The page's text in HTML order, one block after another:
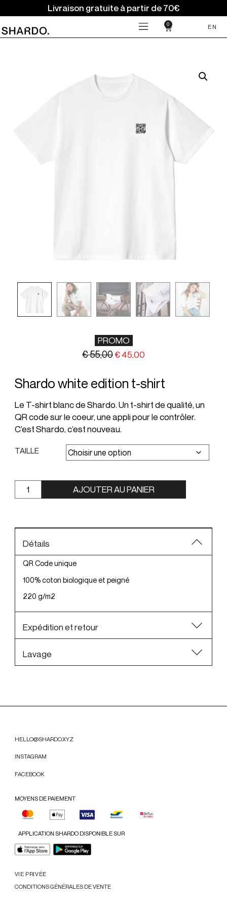
Livraison gratuite à partir de 70€
0 EN
PROMO
€55,00€45,00
Shardo white edition t-shirt
Le T-shirt blanc de Shardo. Un t-shirt de qualité, un
QR code sur le coeur, une appli pour le contrôler.
C’est Shardo, c’est nouveau.
TAILLE
AJOUTER AU PANIER
Détails
QR Code unique
100% coton biologique et peigné
220 g/m2
Expédition et retour
Lavage
HELLO@SHARDO.XYZ
INSTAGRAM
FACEBOOK
MOYENS DE PAIEMENT
APPLICATION SHARDO DISPONIBLE SUR
VIE PRIVÉE
CONDITIONS GÉNÉRALES DE VENTE